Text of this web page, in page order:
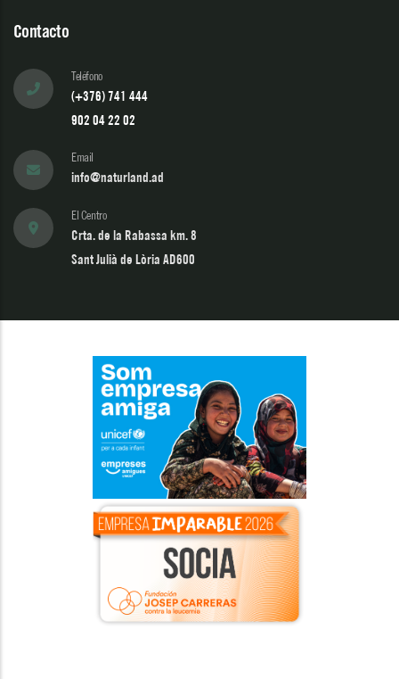
Contacto
Teléfono
(+376) 741 444
902 04 22 02
Email
info@naturland.ad
El Centro
Crta. de la Rabassa km. 8
Sant Julià de Lòria AD600